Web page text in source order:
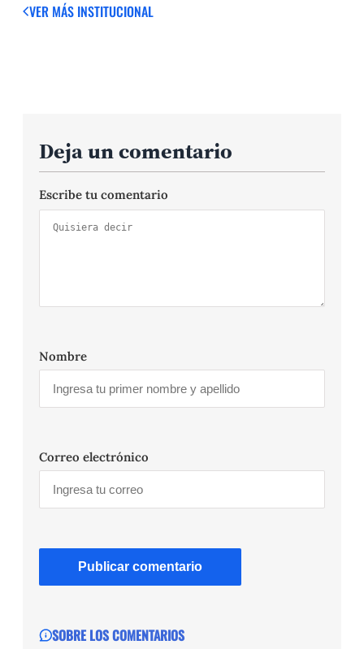
VER MÁS INSTITUCIONAL
Deja un comentario
Escribe tu comentario
Nombre
Correo electrónico
SOBRE LOS COMENTARIOS